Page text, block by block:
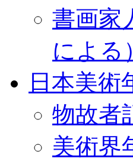
書画家
による
日本美術
物故者
美術界